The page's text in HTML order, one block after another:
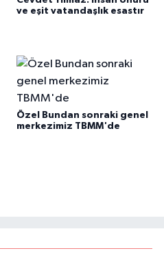
ve eşit vatandaşlık esastır
Özel Bundan sonraki genel
merkezimiz TBMM'de